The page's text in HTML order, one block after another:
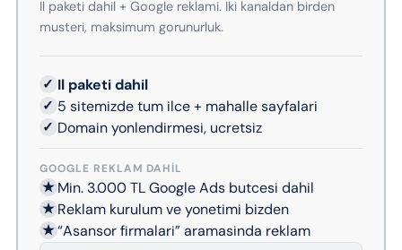
Il paketi dahil + Google reklami. Iki kanaldan birden
musteri, maksimum gorunurluk.
✓ Il paketi dahil
✓ 5 sitemizde tum ilce + mahalle sayfalari
✓ Domain yonlendirmesi, ucretsiz
GOOGLE REKLAM DAHIL
★ Min. 3.000 TL Google Ads butcesi dahil
★ Reklam kurulum ve yonetimi bizden
★“Asansor firmalari” aramasinda reklam